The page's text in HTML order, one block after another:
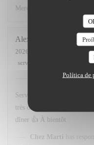
Política de
Merci.
Alexandre
2026-07-01
- 20:45 - guests 3
service
/5
Service et personnel au
très difficile , Tant de
dîner 👍 À bientôt
Chez Marti
has